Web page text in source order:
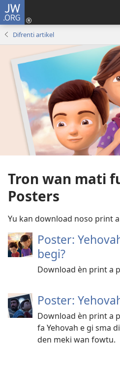
JW.ORG
Difrenti artikel
Tron wan mati
Posters
Yu kan download noso print
Poster:
begi?
Download èn print a
Poster:
Download èn print a
fa Yehovah e gi sma
den meki wan fowtu.